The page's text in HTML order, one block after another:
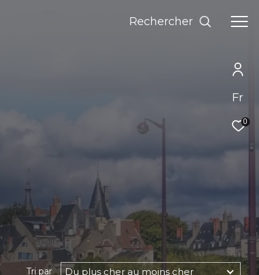
Fr
0
rechercher
Tri par Du plus cher au moins cher